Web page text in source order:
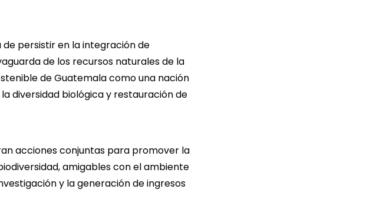
persistir en la integración de
de los recursos naturales de la
de Guatemala como una nación
diversidad biológica y restauración de
acciones conjuntas para promover la
amigables con el ambiente
y la generación de ingresos